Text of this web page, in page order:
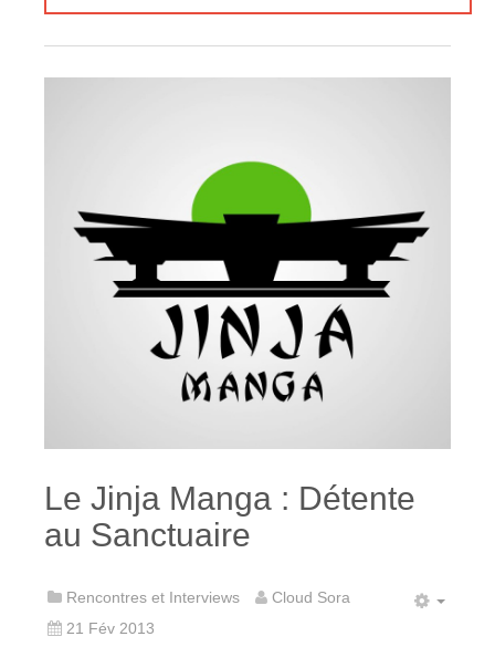
Le Jinja Manga : Détente
au Sanctuaire
Rencontres et Interviews
Cloud Sora
21 Fév 2013